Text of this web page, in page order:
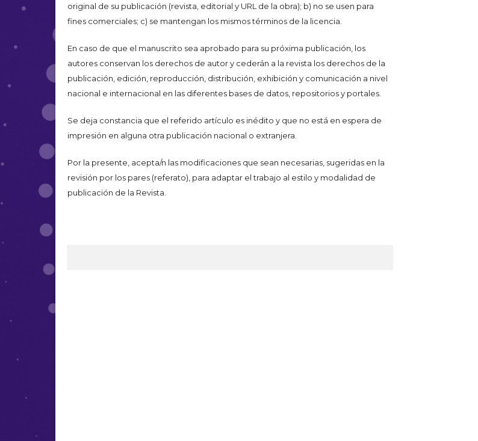
original de su publicación (revista, editorial y URL de la obra); b) no se usen para
fines comerciales; c) se mantengan los mismos términos de la licencia.
En caso de que el manuscrito sea aprobado para su próxima publicación, los
autores conservan los derechos de autor y cederán a la revista los derechos de la
publicación, edición, reproducción, distribución, exhibición y comunicación a nivel
nacional e internacional en las diferentes bases de datos, repositorios y portales.
Se deja constancia que el referido artículo es inédito y que no está en espera de
impresión en alguna otra publicación nacional o extranjera.
Por la presente, acepta/n las modificaciones que sean necesarias, sugeridas en la
revisión por los pares (referato), para adaptar el trabajo al estilo y modalidad de
publicación de la Revista.